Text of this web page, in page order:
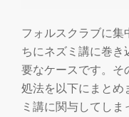
フォルスクラブに集
ちにネズミ講に巻き
要なケースです。そ
処法を以下にまとめ
ミ講に関与してし